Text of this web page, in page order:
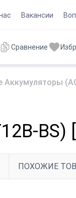
Вакансии
Сравнение
Аккумуляторы
ПОХОЖИЕ